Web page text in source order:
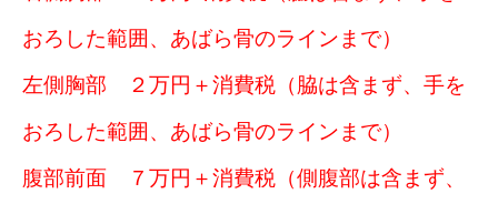
おろした範囲、あばら骨のラインまで）
左側胸部 ２万円＋消費税（脇は含まず、手を
おろした範囲、あばら骨のラインまで）
腹部前面 ７万円＋消費税（側腹部は含まず、